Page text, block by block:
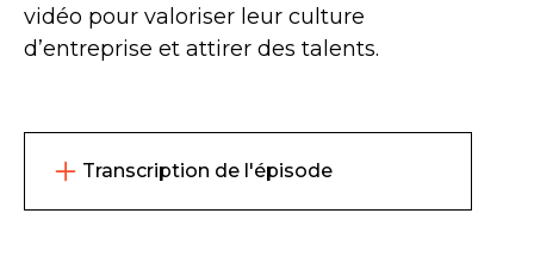
vidéo pour valoriser leur culture
d’entreprise et attirer des talents.
Transcription de l'épisode